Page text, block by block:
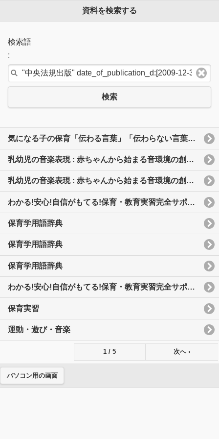
資料を検索する
検索語
:
検索
気になる子の保育「伝わる言葉」「伝わらない言葉」 : 保育者が身につけたい配慮とコミュニケーション
乳幼児の音楽表現 : 赤ちゃんから始まる音環境の創造(保育士・幼稚園教諭養成課程)
乳幼児の音楽表現 : 赤ちゃんから始まる音環境の創造(保育士・幼稚園教諭養成課程)
わかる!安心!自信がもてる!保育・教育実習完全サポートブック
保育学用語辞典
保育学用語辞典
保育学用語辞典
わかる!安心!自信がもてる!保育・教育実習完全サポートブック
保育実習
運動・遊び・音楽
1 / 5 次へ ›
パソコン用の画面